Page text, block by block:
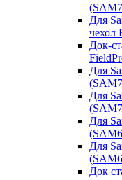
Для
чехол
Док-
Для
Для
Для
Для
Док